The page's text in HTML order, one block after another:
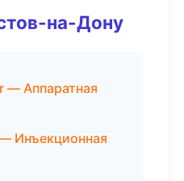
на-Дону
— Аппаратная
Инъекционная